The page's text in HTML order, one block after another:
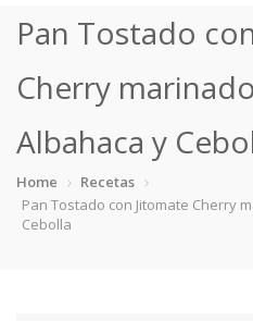
Categorias
Camarones
Chiles
Pan Tostado
Cherry
Albahaca y
Home
Recetas
Pan Tostado con Jitomate Cherry
Cebolla